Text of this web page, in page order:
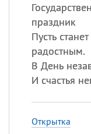
праздник
Пусть
радостным.
В День
И счастья
Открытка